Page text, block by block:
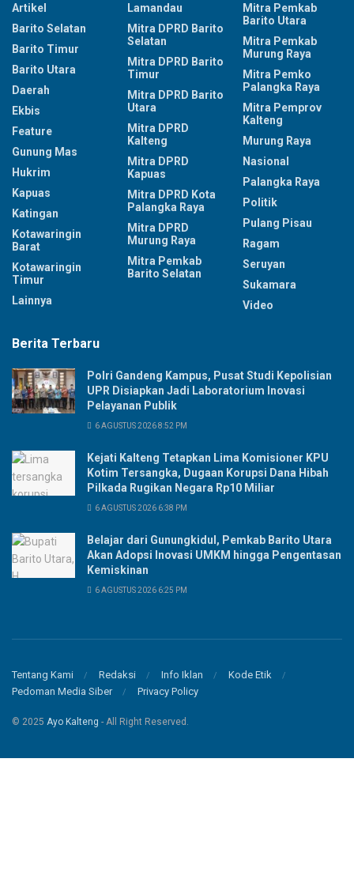
Artikel
Barito Selatan
Barito Timur
Barito Utara
Daerah
Ekbis
Feature
Gunung Mas
Hukrim
Kapuas
Katingan
Kotawaringin
Barat
Kotawaringin
Timur
Lainnya
Lamandau
Mitra DPRD Barito
Selatan
Mitra DPRD Barito
Timur
Mitra DPRD Barito
Utara
Mitra DPRD
Kalteng
Mitra DPRD
Kapuas
Mitra DPRD Kota
Palangka Raya
Mitra DPRD
Murung Raya
Mitra Pemkab
Barito Selatan
Mitra Pemkab
Barito Utara
Mitra Pemkab
Murung Raya
Mitra Pemko
Palangka Raya
Mitra Pemprov
Kalteng
Murung Raya
Nasional
Palangka Raya
Politik
Pulang Pisau
Ragam
Seruyan
Sukamara
Video
Berita Terbaru
Polri Gandeng Kampus, Pusat Studi Kepolisian
UPR Disiapkan Jadi Laboratorium Inovasi
Pelayanan Publik
6 AGUSTUS 2026 8:52 PM
Kejati Kalteng Tetapkan Lima Komisioner KPU
Kotim Tersangka, Dugaan Korupsi Dana Hibah
Pilkada Rugikan Negara Rp10 Miliar
6 AGUSTUS 2026 6:38 PM
Belajar dari Gunungkidul, Pemkab Barito Utara
Akan Adopsi Inovasi UMKM hingga Pengentasan
Kemiskinan
6 AGUSTUS 2026 6:25 PM
Tentang Kami Redaksi Info Iklan
Kode Etik
Pedoman Media Siber
Privacy Policy
© 2025 Ayo Kalteng - All Right Reserved.